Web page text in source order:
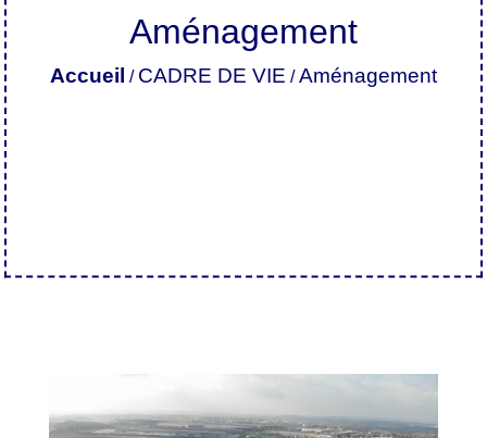
Aménagement
Accueil / CADRE DE VIE /Aménagement